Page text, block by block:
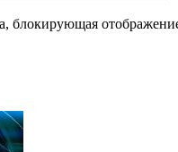
хаосом
блокирующая